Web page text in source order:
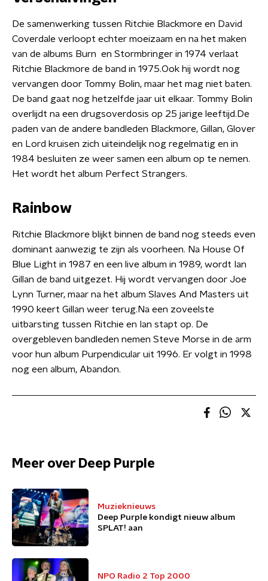
De samenwerking tussen Ritchie Blackmore en David
Coverdale verloopt echter moeizaam en na het maken
van de albums Burn en Stormbringer in 1974 verlaat
Ritchie Blackmore de band in 1975.Ook hij wordt nog
vervangen door Tommy Bolin, maar het mag niet baten.
De band gaat nog hetzelfde jaar uit elkaar. Tommy Bolin
overlijdt na een drugsoverdosis op 25 jarige leeftijd.De
paden van de andere bandleden Blackmore, Gillan, Glover
en Lord kruisen zich uiteindelijk nog regelmatig en in
1984 besluiten ze weer samen een album op te nemen.
Het wordt het album Perfect Strangers.
Rainbow
Ritchie Blackmore blijkt binnen de band nog steeds even
dominant aanwezig te zijn als voorheen. Na House Of
Blue Light in 1987 en een live album in 1989, wordt Ian
Gillan de band uitgezet. Hij wordt vervangen door Joe
Lynn Turner, maar na het album Slaves And Masters uit
1990 keert Gillan weer terug.Na een zoveelste
uitbarsting tussen Ritchie en Ian stapt op. De
overgebleven bandleden nemen Steve Morse in de arm
voor hun album Purpendicular uit 1996. Er volgt in 1998
nog een album, Abandon.
Meer over Deep Purple
Muzieknieuws
Deep Purple kondigt nieuw album
SPLAT! aan
NPO Radio 2 Top 2000